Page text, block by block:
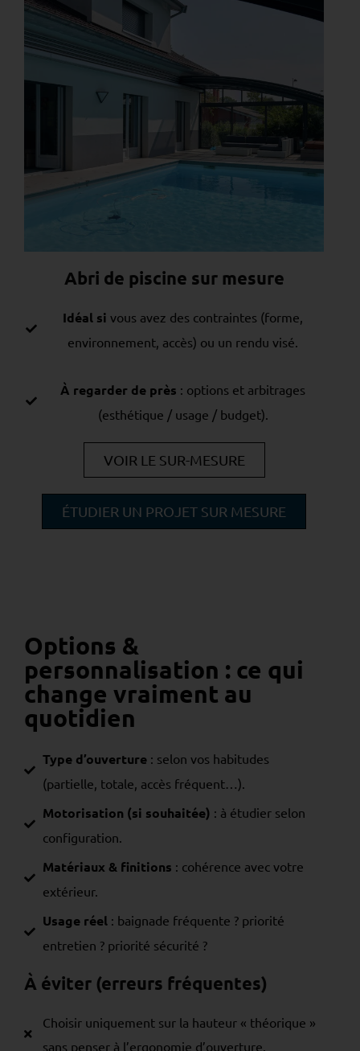
Abri de piscine sur mesure
Idéal si vous avez des contraintes (forme,
environnement, accès) ou un rendu visé.
À regarder de près : options et arbitrages
(esthétique / usage / budget).
VOIR LE SUR-MESURE
ÉTUDIER UN PROJET SUR MESURE
Options &
personnalisation : ce qui
change vraiment au
quotidien
Type d’ouverture: selon vos habitudes
(partielle, totale, accès fréquent…).
Motorisation (si souhaitée) : à étudier selon
configuration.
Matériaux & finitions : cohérence avec votre
extérieur.
Usage réel : baignade fréquente ? priorité
entretien ? priorité sécurité ?
À éviter (erreurs fréquentes)
Choisir uniquement sur la hauteur « théorique »
sans penser à l’ergonomie d’ouverture.